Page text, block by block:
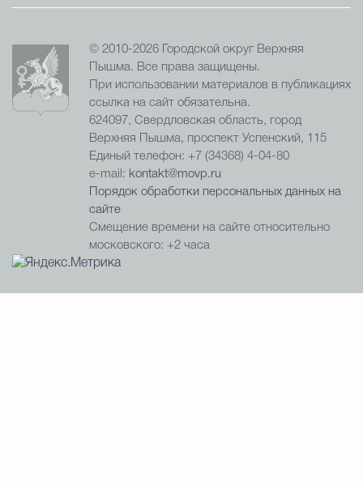
© 2010-2026 Городской округ Верхняя
Пышма. Все права защищены.
При использовании материалов в публикациях
ссылка на сайт обязательна.
624097, Свердловская область, город
Верхняя Пышма, проспект Успенский, 115
Единый телефон: +7 (34368) 4-04-80
e-mail: kontakt@movp.ru
Порядок обработки персональных данных на
сайте
Смещение времени на сайте относительно
московского: +2 часа